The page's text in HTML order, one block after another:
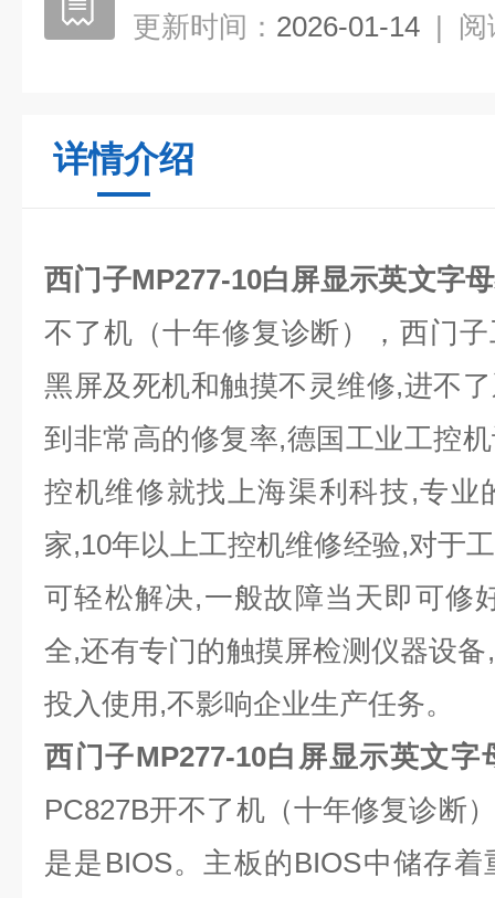
更新时间： 2026-01-14 | 阅
详情介绍
西门子MP277-10白屏显示英文字
不了机（十年修复诊断），西门
黑屏及死机和触摸不灵维修,进不
到非常高的修复率,德国工业工控
控机维修就找上海渠利科技,专业
家,10年以上工控机维修经验,对于
可轻松解决,一般故障当天即可修
全,还有专门的触摸屏检测仪器设备,
投入使用 ,不影响企业生产任务。
西门子MP277-10白屏显示英文字
PC827B开不了机（十年修复诊断
是是 BIOS。主板的BIOS中储存着